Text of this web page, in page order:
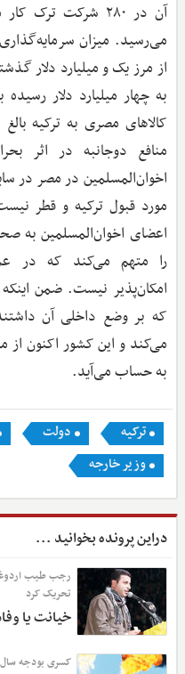
می‌رسید. میزان
از مرز یک و میلیارد دلار
به چهار میلیارد دلار
کالاهای مصری به ترکیه
منافع دو‌جانبه در اثر
اخوان‌المسلمین در مصر در
مورد قبول ترکیه و قطر
اعضای اخوان‌المسلمین به
را متهم می‌کند که در
امکان‌پذیر نیست. ضمن
که بر وضع داخلی آن
می‌کند و این کشور اکنون از
به حساب می‌آید.
ترکیه دولت
وزیر خارجه
دراین پرونده بخوانید ...
رجب طیب
تحریک کرد
خیانت یا